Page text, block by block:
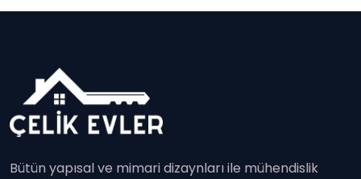
Bütün yapısal ve mimari dizaynları ile mühendislik